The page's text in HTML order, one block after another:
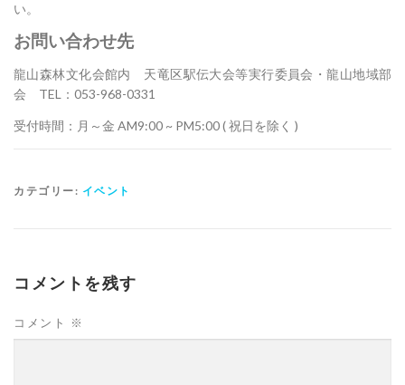
い。
お問い合わせ先
龍山森林文化会館内 天竜区駅伝大会等実行委員会・龍山地域部
会 TEL：053-968-0331
受付時間：月～金 AM9:00 ~ PM5:00 ( 祝日を除く )
カテゴリー: イベント
コメントを残す
コメント ※